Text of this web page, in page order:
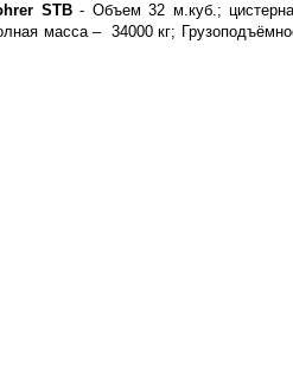
STB- Объем 32 м.куб.;
масса – 34000 кг;